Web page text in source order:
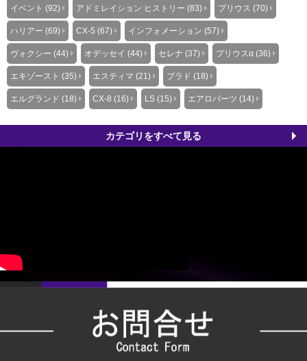
イベント (92) アドミレイション ヒストリー (83) プリウス (70)
ハリアー (69) CX-5 (67) インフォメーション (57)
ヴォクシー (44) オデッセイ (44) セレナ (37) プリウスα (36)
エキゾースト (35) エスティマ (21) プラド (18)
エルグランド (18) CX-8 (16) LS (15) エアロパーツ (14)
カテゴリをすべて見る